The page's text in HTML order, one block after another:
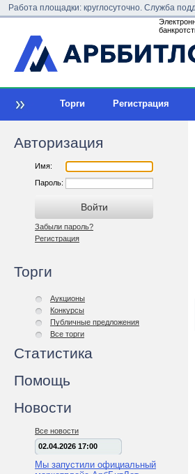
Работа площадки: круглосуточно. Служба
Торги Регистрация
Авторизация
Имя:
Пароль:
Забыли пароль?
Регистрация
Торги
Аукционы
Конкурсы
Публичные предложения
Все торги
Статистика
Помощь
Новости
Все новости
02.04.2026 17:00
Мы запустили официальный